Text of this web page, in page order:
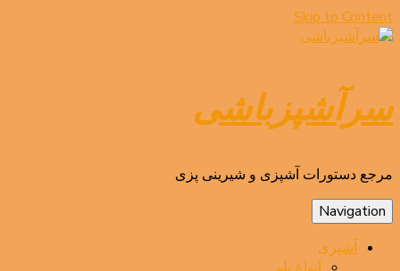
Skip to Content
سرآشپزباشی
مرجع دستورات آشپزی و شیرینی پزی
Navigation
آشپزی